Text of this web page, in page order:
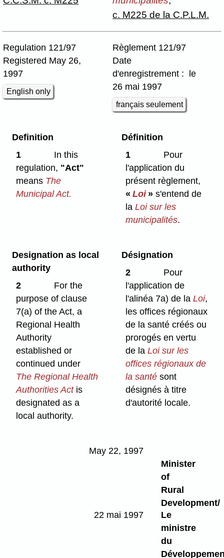
c. M225 de la C.P.L.M.
Regulation 121/97
Registered May 26,
1997
English only
Règlement 121/97
Date
d'enregistrement : le
26 mai 1997
français seulement
Definition
1
In this
regulation, "Act"
means The
Municipal Act.
Définition
1
Pour
l'application du
présent règlement,
«Loi» s'entend de
laLoi sur les
municipalités.
Designation as local
authority
2
For the
purpose of clause
7(a) of the Act, a
Regional Health
Authority
established or
continued under
The Regional Health
Authorities Act is
designated as a
local authority.
Désignation
2
Pour
l'application de
l'alinéa 7a) de laLoi,
les offices régionaux
de la santé créés ou
prorogés en vertu
de laLoi sur les
offices régionaux de
la santé sont
désignés à titre
d'autorité locale.
May 22, 1997
Minister
of
Rural
Development/
22 mai 1997
Le
ministre
du